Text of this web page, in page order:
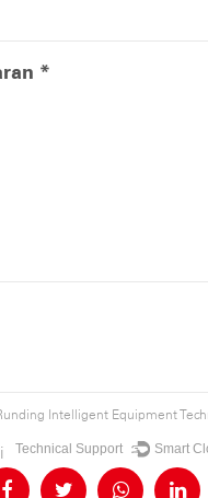
Intelligent Equipment
Technical Support ： Smart